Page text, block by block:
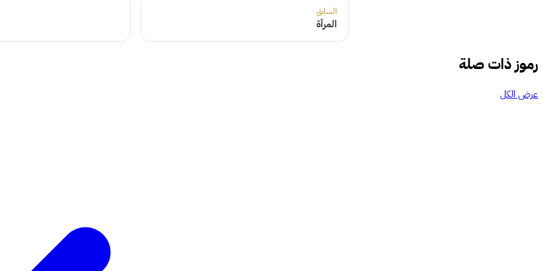
السابق
المرأة
رموز ذات صلة
عرض الكل